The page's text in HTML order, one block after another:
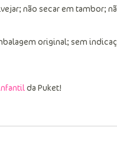
não secar em tambor;
original; sem
da Puket!